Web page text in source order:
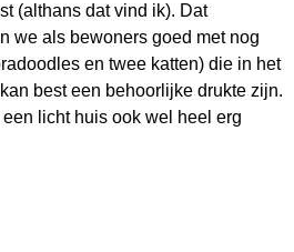
(althans dat vind ik). Dat
we als bewoners goed met nog
en twee katten) die in het
best een behoorlijke drukte zijn.
licht huis ook wel heel erg